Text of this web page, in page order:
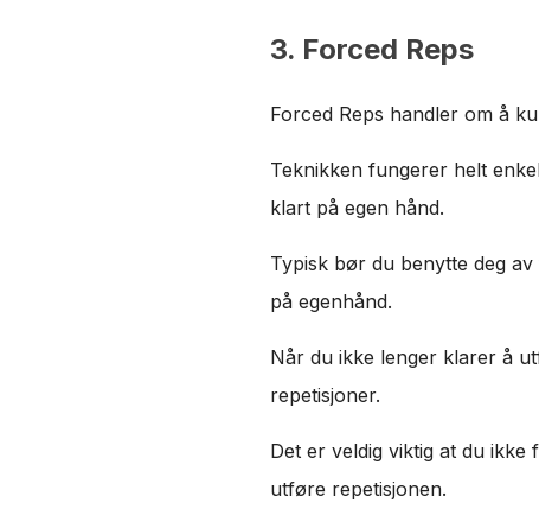
3. Forced Reps
Forced Reps handler om å
Teknikken fungerer helt
klart på egen hånd.
Typisk bør du benytte deg
på egenhånd.
Når du ikke lenger klarer å
repetisjoner.
Det er veldig viktig at du
utføre repetisjonen.